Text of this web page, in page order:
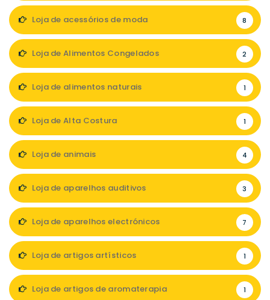
Loja de acessórios de moda 8
Loja de Alimentos Congelados 2
Loja de alimentos naturais 1
Loja de Alta Costura 1
Loja de animais 4
Loja de aparelhos auditivos 3
Loja de aparelhos electrónicos 7
Loja de artigos artísticos 1
Loja de artigos de aromaterapia 1